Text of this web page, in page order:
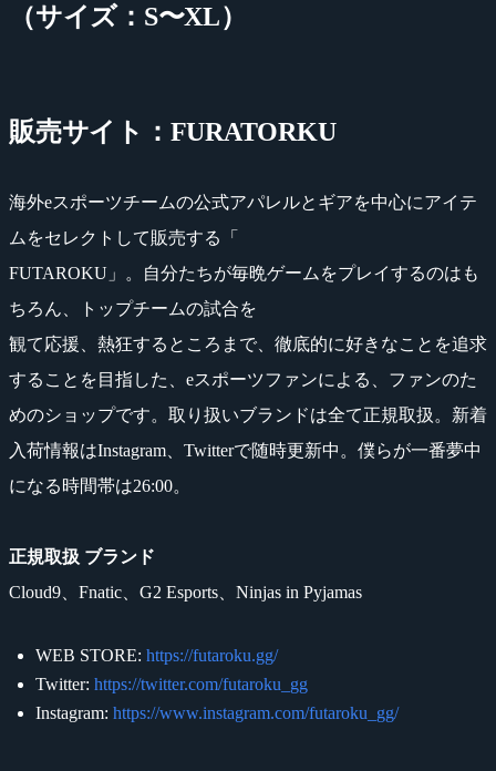
（サイズ：S〜XL）
販売サイト：FURATORKU
海外eスポーツチームの公式アパレルとギアを中心にアイテ
ムをセレクトして販売する「
FUTAROKU」。自分たちが毎晩ゲームをプレイするのはも
ちろん、トップチームの試合を
観て応援、熱狂するところまで、徹底的に好きなことを追求
することを目指した、eスポーツファンによる、ファンのた
めのショップです。取り扱いブランドは全て正規取扱。新着
入荷情報はInstagram、Twitterで随時更新中。僕らが一番夢中
になる時間帯は26:00。
正規取扱 ブランド
Cloud9、Fnatic、G2 Esports、Ninjas in Pyjamas
WEB STORE: https://futaroku.gg/
Twitter: https://twitter.com/futaroku_gg
Instagram: https://www.instagram.com/futaroku_gg/